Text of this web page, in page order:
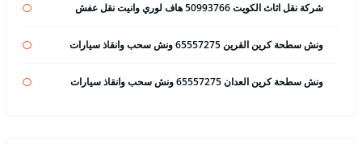
شركة نقل اثاث الكويت 50993766 هاف لوري وانيت نقل عفش
ونش سطحة كرين القرين 65557275 ونش سحب وانقاذ سيارات
ونش سطحة كرين العدان 65557275 ونش سحب وانقاذ سيارات